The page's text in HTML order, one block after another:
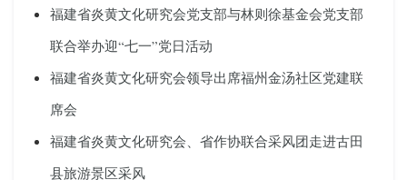
福建省炎黄文化研究会党支部与林则徐基金会党支部
联合举办迎“七一”党日活动
福建省炎黄文化研究会领导出席福州金汤社区党建联
席会
福建省炎黄文化研究会、省作协联合采风团走进古田
县旅游景区采风